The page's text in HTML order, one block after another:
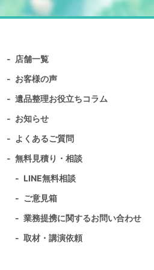
店舗一覧
お客様の声
遺品整理お役立ちコラム
お知らせ
よくあるご質問
無料⾒積り・相談
LINE無料相談
ご意見箱
業務提携に関するお問い合わせ
取材・講演依頼